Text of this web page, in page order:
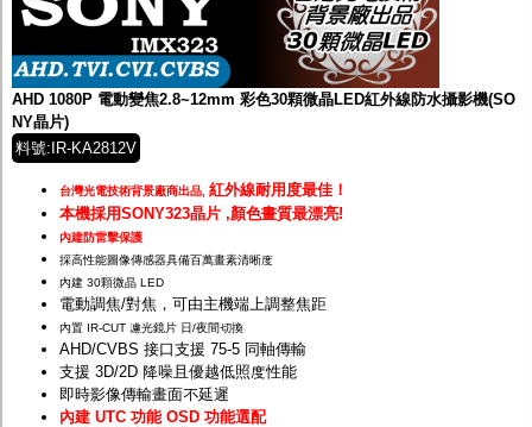
AHD 1080P 電動變焦2.8~12mm 彩色30顆微晶LED紅外線防水攝影機(SO
NY晶片)
料號:IR-KA2812V
台灣光電技術背景廠商出品, 紅外線耐用度最佳！
本機採用SONY323晶片 ,顏色畫質最漂亮!
內建防雷擊保護
採高性能圖像傳感器具備百萬畫素清晰度
內建 30顆微晶 LED
電動調焦/對焦，可由主機端上調整焦距
內置 IR-CUT 濾光鏡片 日/夜間切換
AHD/CVBS 接口支援 75-5 同軸傳輸
支援 3D/2D 降噪且優越低照度性能
即時影像傳輸畫面不延遲
內建 UTC 功能 OSD 功能選配